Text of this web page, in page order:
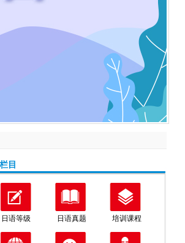
目
日语等级 日语真题 培训课程